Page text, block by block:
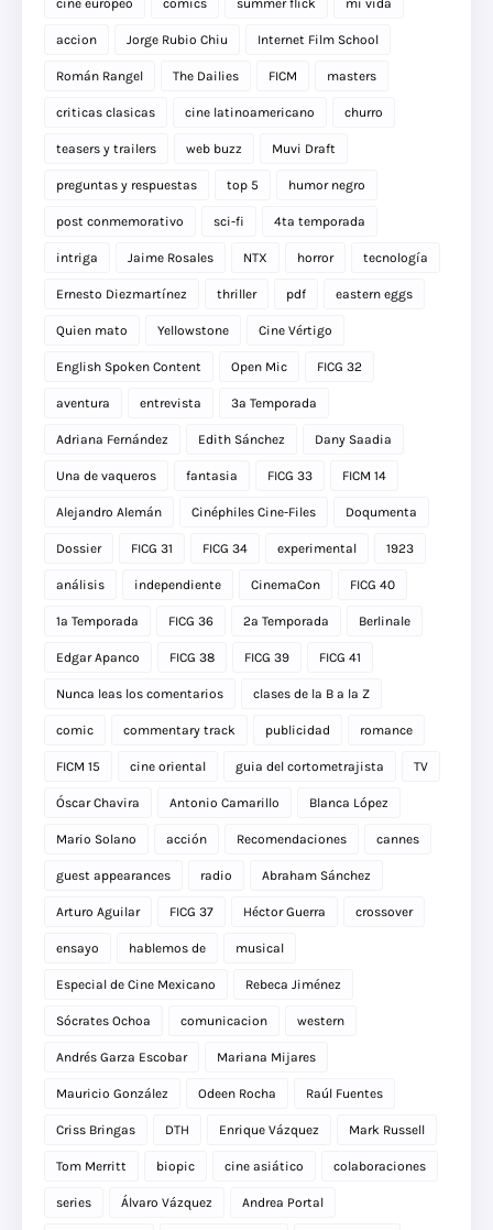
cine europeo comics summer flick mi vida
accion Jorge Rubio Chiu Internet Film School
Román Rangel The Dailies FICM masters
criticas clasicas cine latinoamericano churro
teasers y trailers web buzz Muvi Draft
preguntas y respuestas top 5 humor negro
post conmemorativo sci-fi 4ta temporada
intriga Jaime Rosales NTX horror tecnología
Ernesto Diezmartínez thriller pdf eastern eggs
Quien mato Yellowstone Cine Vértigo
English Spoken Content Open Mic FICG 32
aventura entrevista 3a Temporada
Adriana Fernández Edith Sánchez Dany Saadia
Una de vaqueros fantasia FICG 33 FICM 14
Alejandro Alemán Cinéphiles Cine-Files Doqumenta
Dossier FICG 31 FICG 34 experimental 1923
análisis independiente CinemaCon FICG 40
1a Temporada FICG 36 2a Temporada Berlinale
Edgar Apanco FICG 38 FICG 39 FICG 41
Nunca leas los comentarios clases de la B a la Z
comic commentary track publicidad romance
FICM 15 cine oriental guia del cortometrajista TV
Óscar Chavira Antonio Camarillo Blanca López
Mario Solano acción Recomendaciones cannes
guest appearances radio Abraham Sánchez
Arturo Aguilar FICG 37 Héctor Guerra crossover
ensayo hablemos de musical
Especial de Cine Mexicano Rebeca Jiménez
Sócrates Ochoa comunicacion western
Andrés Garza Escobar Mariana Mijares
Mauricio González Odeen Rocha Raúl Fuentes
Criss Bringas DTH Enrique Vázquez Mark Russell
Tom Merritt biopic cine asiático colaboraciones
series Álvaro Vázquez Andrea Portal